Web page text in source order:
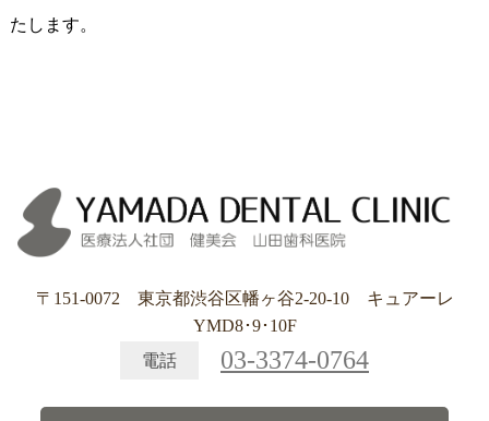
たします。
〒151-0072 東京都渋谷区幡ヶ谷2-20-10 キュアーレ
YMD8･9･10F
電話
03-3374-0764